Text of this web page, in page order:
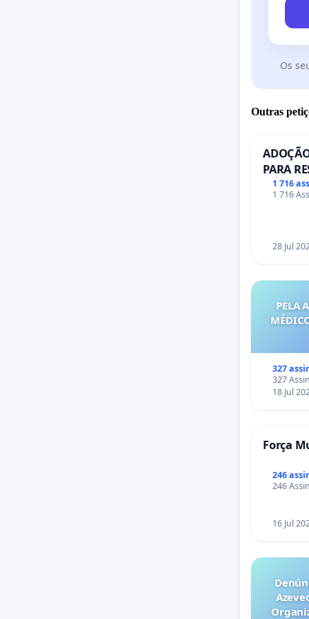
Os
Outras
PARA
PONTE
1 716
1 716
28 Jul
PELA
327
327
18 Jul
Força
246
246
16 Jul